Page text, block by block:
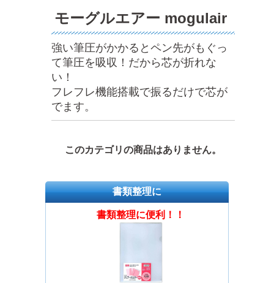
モーグルエアー mogulair
強い筆圧がかかるとペン先がもぐっ
て筆圧を吸収！だから芯が折れな
い！
フレフレ機能搭載で振るだけで芯が
でます。
このカテゴリの商品はありません。
書類整理に
書類整理に便利！！